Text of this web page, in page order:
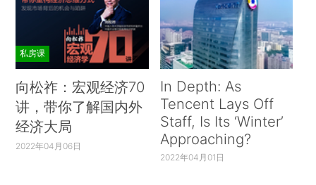
私房课
向松祚：宏观经济70
讲，带你了解国内外
经济大局
2022年04月06日
In Depth: As
Tencent Lays Off
Staff, Is Its ‘Winter’
Approaching?
2022年04月01日